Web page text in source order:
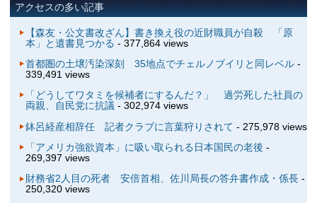
アクセスの多い記事
【森友・公文書改ざん】書き換え役の近財職員が自殺 「原
本」と遺書見つかる - 377,864 views
首都圏の土壌汚染深刻 35地点でチェルノブイリと同レベル-
339,491 views
「どうしてワタミを候補者にするんだ？」 過労死した社員の
両親、自民党に抗議- 302,974 views
鉢呂経産相辞任 記者クラブに言葉狩りされて - 275,978 views
「アメリカ強欲資本」に吸い取られる日本国民の老後 -
269,397 views
財務省2人目の死者 安倍首相、佐川局長の答弁書作成・係長-
250,320 views